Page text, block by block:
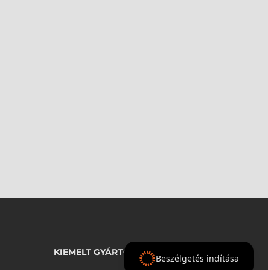
KIEMELT GYÁRTÓINK
Beszélgetés indítása